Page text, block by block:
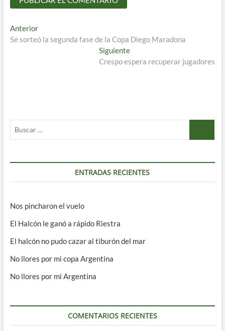
Navegación
de
AnteriorEntrada
anterior:
Se sorteó la segunda fase de la Copa Diego Maradona
SiguienteEntrada
siguiente:
Crespo espera recuperar jugadores
ENTRADAS RECIENTES
Nos pincharon el vuelo
El Halcón le ganó a rápido Riestra
El halcón no pudo cazar al tiburón del mar
No llores por mi copa Argentina
No llores por mi Argentina
COMENTARIOS RECIENTES